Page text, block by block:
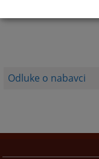
Odluke o nabavci